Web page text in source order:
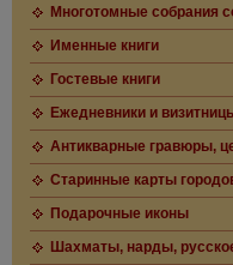
Многотомные собрания
Именные книги
Гостевые книги
Ежедневники и
Антикварные гравюры,
Старинные карты
Подарочные иконы
Шахматы, нарды,